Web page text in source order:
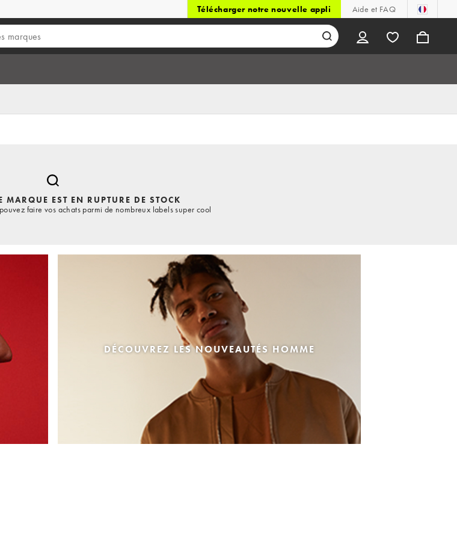
Télécharger notre nouvelle appli Aide et FAQ
MARQUE EST EN RUPTURE DE STOCK
faire vos achats parmi de nombreux labels super cool
DÉCOUVREZ LES NOUVEAUTÉS HOMME